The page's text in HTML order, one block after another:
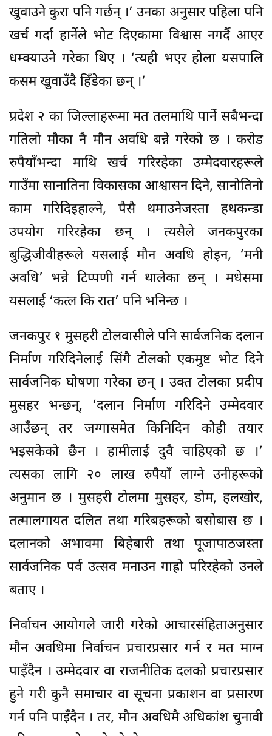
खुवाउने कुरा पनि गर्छन् ।’ उनका अनुसार पहिला पनि
खर्च गर्दा हार्नेले भोट दिएकामा विश्वास नगर्दै आएर
धम्क्याउने गरेका थिए । ‘त्यही भएर होला यसपालि
कसम खुवाउँदै हिँडेका छन् ।’
प्रदेश २ का जिल्लाहरूमा मत तलमाथि पार्ने सबैभन्दा
गतिलो मौका नै मौन अवधि बन्ने गरेको छ । करोड
रुपैयाँभन्दा माथि खर्च गरिरहेका उम्मेदवारहरूले
गाउँमा सानातिना विकासका आश्वासन दिने, सानोतिनो
काम गरिदिइहाल्ने, पैसै थमाउनेजस्ता हथकन्डा
उपयोग गरिरहेका छन् । त्यसैले जनकपुरका
बुद्धिजीवीहरूले यसलाई मौन अवधि होइन, ‘मनी
अवधि’ भन्ने टिप्पणी गर्न थालेका छन् । मधेसमा
यसलाई ‘कत्ल कि रात’ पनि भनिन्छ ।
जनकपुर १ मुसहरी टोलवासीले पनि सार्वजनिक दलान
निर्माण गरिदिनेलाई सिंगै टोलको एकमुष्ट भोट दिने
सार्वजनिक घोषणा गरेका छन् । उक्त टोलका प्रदीप
मुसहर भन्छन्, ‘दलान निर्माण गरिदिने उम्मेदवार
आउँछन् तर जग्गासमेत किनिदिन कोही तयार
भइसकेको छैन । हामीलाई दुवै चाहिएको छ ।’
त्यसका लागि २० लाख रुपैयाँ लाग्ने उनीहरूको
अनुमान छ । मुसहरी टोलमा मुसहर, डोम, हलखोर,
तत्मालगायत दलित तथा गरिबहरूको बसोबास छ ।
दलानको अभावमा बिहेबारी तथा पूजापाठजस्ता
सार्वजनिक पर्व उत्सव मनाउन गाह्रो परिरहेको उनले
बताए ।
निर्वाचन आयोगले जारी गरेको आचारसंहिताअनुसार
मौन अवधिमा निर्वाचन प्रचारप्रसार गर्न र मत माग्न
पाइँदैन । उम्मेदवार वा राजनीतिक दलको प्रचारप्रसार
हुने गरी कुनै समाचार वा सूचना प्रकाशन वा प्रसारण
गर्न पनि पाइँदैन । तर, मौन अवधिमै अधिकांश चुनावी